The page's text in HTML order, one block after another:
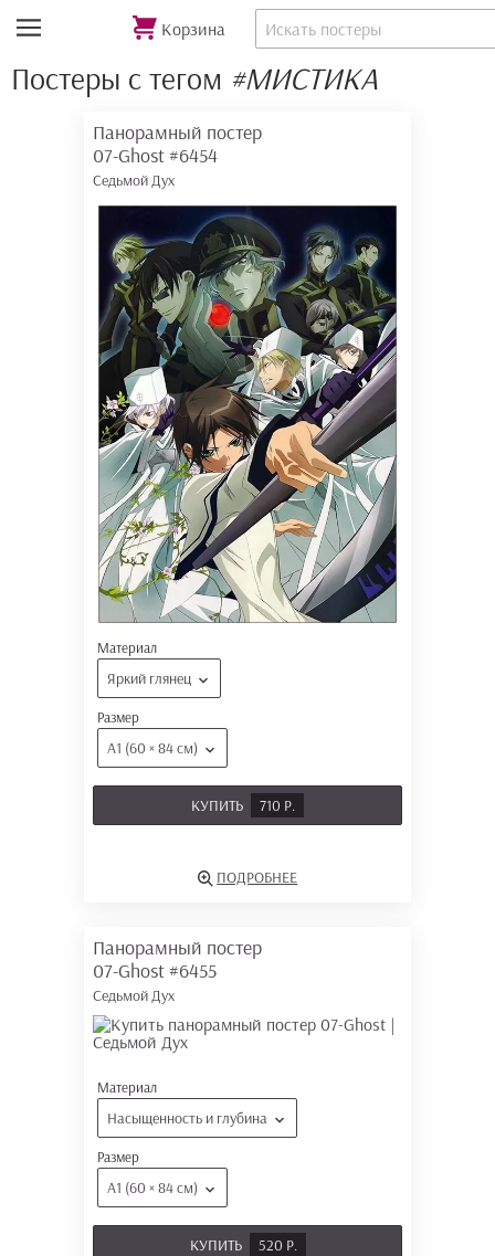
Корзина
Постеры с тегом #МИСТИКА
Панорамный постер
07-Ghost #6454
Седьмой Дух
Материал
Яркий глянец
Размер
А1 (60 × 84 см)
КУПИТЬ 710 Р.
ПОДРОБНЕЕ
Панорамный постер
07-Ghost #6455
Седьмой Дух
Материал
Насыщенность и глубина
Размер
А1 (60 × 84 см)
КУПИТЬ 520 Р.